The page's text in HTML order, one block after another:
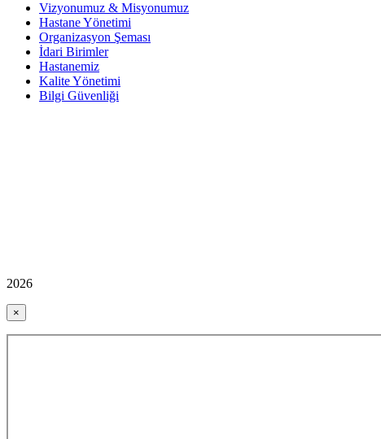
Vizyonumuz & Misyonumuz
Hastane Yönetimi
Organizasyon Şeması
İdari Birimler
Hastanemiz
Kalite Yönetimi
Bilgi Güvenliği
2026
×